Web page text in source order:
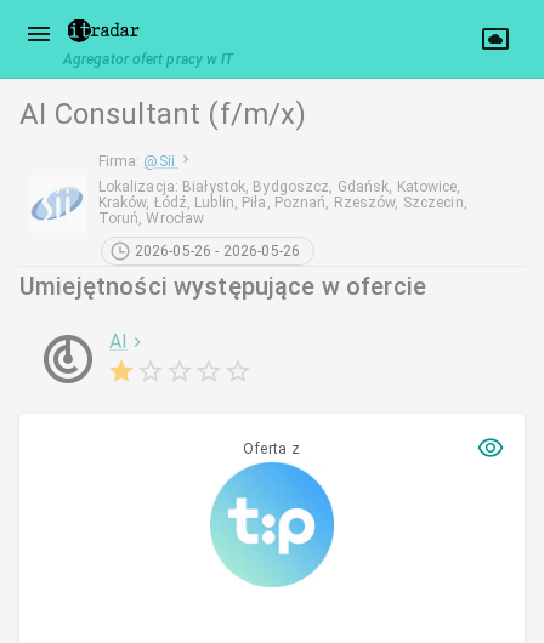
Agregator ofert pracy w IT
AI Consultant (f/m/x)
Firma: @ Sii
Lokalizacja: Białystok, Bydgoszcz, Gdańsk, Katowice,
Kraków, Łódź, Lublin, Piła, Poznań, Rzeszów, Szczecin,
Toruń, Wrocław
2026-05-26 - 2026-05-26
Umiejętności występujące w ofercie
AI
Oferta z